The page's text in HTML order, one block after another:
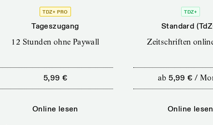
TDZ+ PRO
Tageszugang
12 Stunden ohne Paywall
5,99 €
Online lesen
TDZ+
Standard
Zeitschriften
ab 5,99 € /
Online lesen